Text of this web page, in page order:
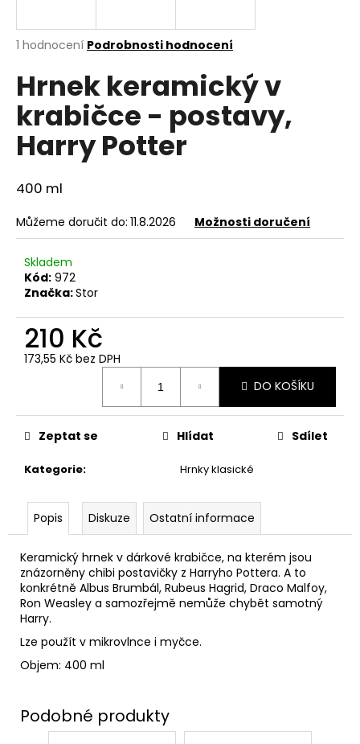
Průměrné
produktu
je
5,0
5
hvězdiček.
1 hodnocení Podrobnosti hodnocení
Hrnek keramický v
krabičce - postavy,
Harry Potter
400 ml
Můžeme doručit do: 11.8.2026 Možnosti doručení
Skladem
Kód: 972
Značka:Stor
210 Kč
173,55 Kč bez DPH
DO KOŠÍKU
Kategorie: Hrnky klasické
Zeptat se Hlídat Sdílet
Popis Diskuze Ostatní informace
Keramický hrnek v dárkové krabičce, na kterém jsou
znázorněny chibi postavičky z Harryho Pottera. A to
konkrétně Albus Brumbál, Rubeus Hagrid, Draco Malfoy,
Ron Weasley a samozřejmě nemůže chybět samotný
Harry.
Lze použít v mikrovlnce i myčce.
Objem: 400 ml
j
t
?
D
o
p
u
č
e
m
MÍCHACÍ
HRNEK
HŮLKOU,
HARRY
POTTER
599
Kč